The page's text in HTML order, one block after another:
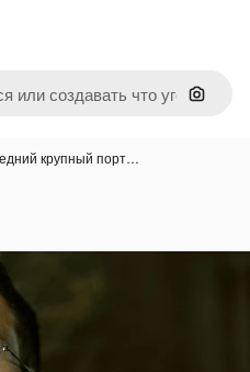
Поиск
крупный порт…